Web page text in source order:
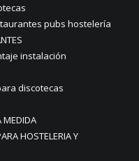
pubs hostelería
instalación
discotecas
MEDIDA
HOSTELERIA Y